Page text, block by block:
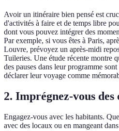
Avoir un itinéraire bien pensé est
d'activités à faire et de temps libre
dont vous pouvez intégrer des
Par exemple, si vous êtes à Paris,
Louvre, prévoyez un après-midi
Tuileries. Une étude récente montre
des pauses dans leur programme
déclarer leur voyage comme
2. Imprégnez-vous des
Engagez-vous avec les habitants.
avec des locaux ou en mangeant